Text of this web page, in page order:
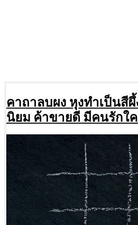
คาถาลบผง หุงทำเป็นสี
นิยม ค้าขายดี มีคนรักใ